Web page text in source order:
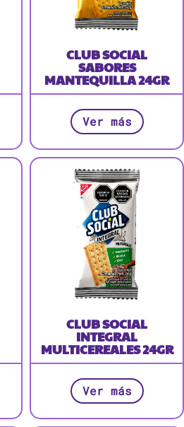
CLUB SOCIAL
SABORES
MANTEQUILLA 24GR
Ver más
CLUB SOCIAL
INTEGRAL
MULTICEREALES 24GR
Ver más